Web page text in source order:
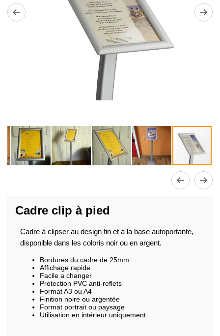
début
Galerie
d’images
Cadre clip à pied
Cadre à clipser au design fin et à la base autoportante,
disponible dans les coloris noir ou en argent.
Bordures du cadre de 25mm
Affichage rapide
Facile a changer
Protection PVC anti-reflets
Format A3 ou A4
Finition noire ou argentée
Format portrait ou paysage
Utilisation en intérieur uniquement